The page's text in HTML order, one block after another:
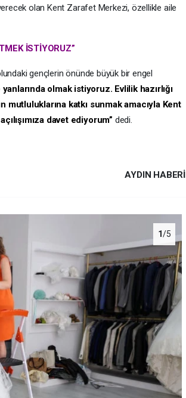
olan Kent Zarafet Merkezi, özellikle aile
İSTİYORUZ”
gençlerin önünde büyük bir engel
olmak istiyoruz. Evlilik hazırlığı
katkı sunmak amacıyla Kent
davet ediyorum” dedi.
AYDIN HABERİ
1/5